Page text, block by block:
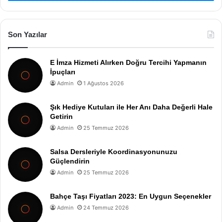
Son Yazılar
E İmza Hizmeti Alırken Doğru Tercihi Yapmanın
İpuçları
Admin 1 Ağustos 2026
Şık Hediye Kutuları ile Her Anı Daha Değerli Hale
Getirin
Admin 25 Temmuz 2026
Salsa Dersleriyle Koordinasyonunuzu
Güçlendirin
Admin 25 Temmuz 2026
Bahçe Taşı Fiyatları 2023: En Uygun Seçenekler
Admin 24 Temmuz 2026